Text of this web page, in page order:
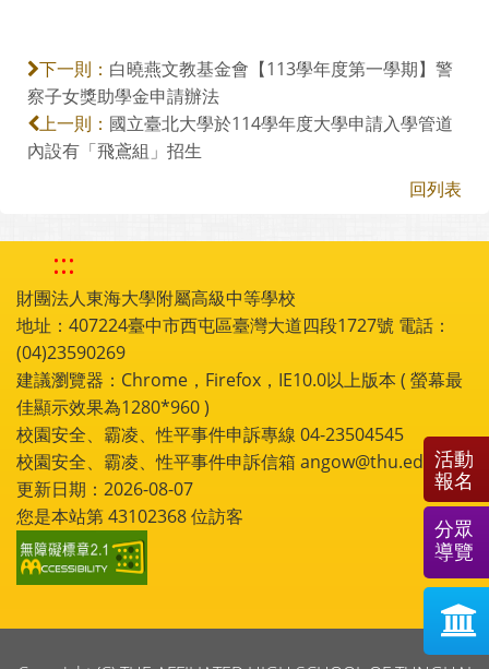
下一則： 白曉燕文教基金會【113學年度第一學期】警
察子女獎助學金申請辦法
上一則： 國立臺北大學於114學年度大學申請入學管道
內設有「飛鳶組」招生
回列表
:::
財團法人東海大學附屬高級中等學校
地址：407224臺中市西屯區臺灣大道四段1727號 電話：
(04)23590269
建議瀏覽器：Chrome，Firefox，IE10.0以上版本 ( 螢幕最
佳顯示效果為1280*960 )
校園安全、霸凌、性平事件申訴專線 04-23504545
校園安全、霸凌、性平事件申訴信箱 angow@thu.edu.tw
更新日期：2026-08-07
您是本站第43102368位訪客
活動
報名
分眾
導覽